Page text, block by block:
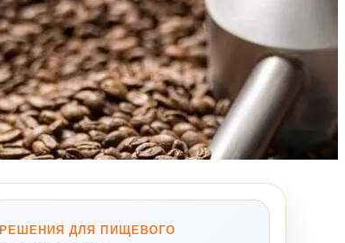
РЕШЕНИЯ ДЛЯ ПИЩЕВОГО